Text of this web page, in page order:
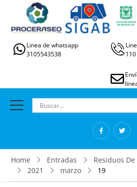
Linea de whatsapp
3105543538
110
Home Entradas
Residuos
2021
marzo 19